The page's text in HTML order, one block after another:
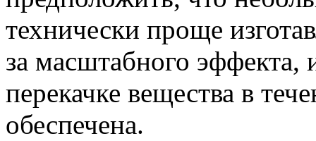
технически проще
за масштабного эффекта,
перекачке вещества в
обеспечена.